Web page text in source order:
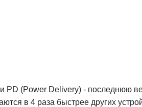
PD (Power Delivery) - последнюю
в 4 раза быстрее других